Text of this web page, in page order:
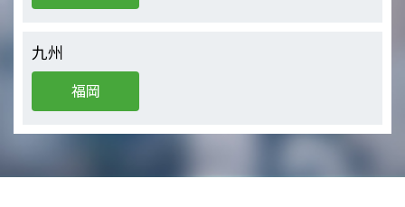
九州
福岡